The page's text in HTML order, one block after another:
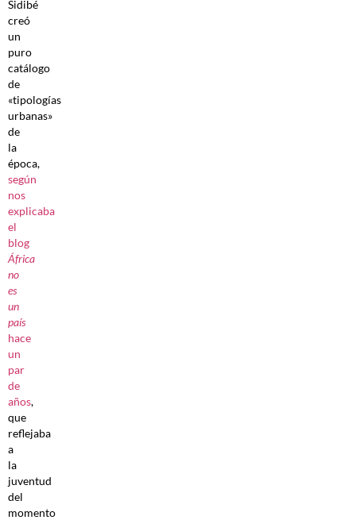
Sidibé
creó
un
puro
catálogo
de
«tipologías
urbanas»
de
la
época,
según
nos
explicaba
el
blog
África
no
es
un
país
hace
un
par
de
años,
que
reflejaba
a
la
juventud
del
momento